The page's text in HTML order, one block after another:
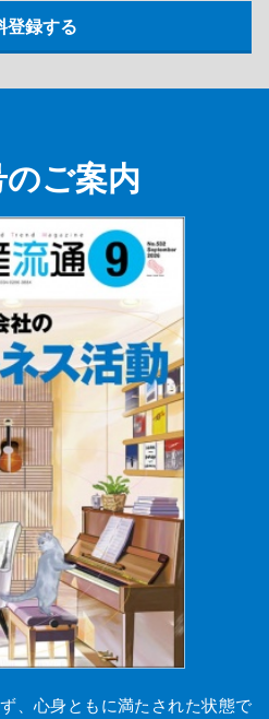
ご案内
、心身ともに満たされた状態で